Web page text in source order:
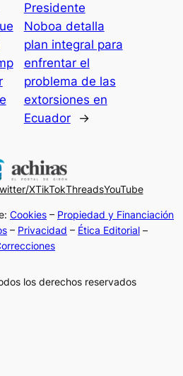
Presidente
Noboa detalla
plan integral para
enfrentar el
problema de las
extorsiones en
Ecuador
→
XTikTokThreadsYouTube
Cookies – Propiedad y Financiación
– Privacidad – Ética Editorial –
los derechos reservados